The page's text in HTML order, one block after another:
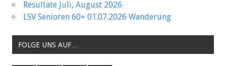
Resultate Juli, August 2026
LSV Senioren 60+ 01.07.2026 Wanderung
FOLGE UNS AUF…